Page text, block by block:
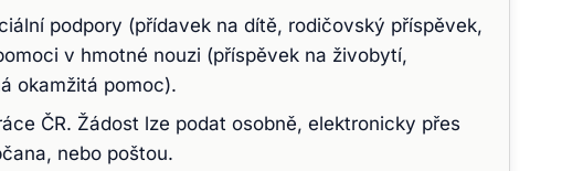
podpory (přídavek na dítě, rodičovský příspěvek,
v hmotné nouzi (příspěvek na živobytí,
okamžitá pomoc).
ČR. Žádost lze podat osobně, elektronicky přes
nebo poštou.